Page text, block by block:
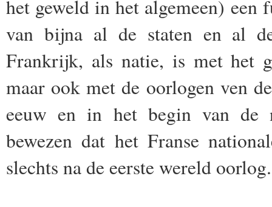
het geweld in het algemeen) een
van bijna al de staten en al
Frankrijk, als natie, is met het
maar ook met de oorlogen ven
eeuw en in het begin van de
bewezen dat het Franse
slechts na de eerste wereld oorlog.